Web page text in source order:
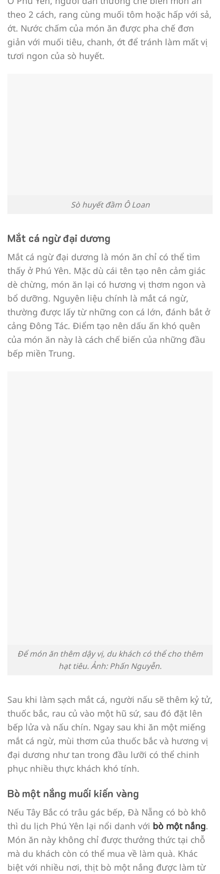
theo 2 cách, rang cùng muối tôm hoặc hấp với sả,
ớt. Nước chấm của món ăn được pha chế đơn
giản với muối tiêu, chanh, ớt để tránh làm mất vị
tươi ngon của sò huyết.
Sò huyết đầm Ô Loan
Mắt cá ngừ đại dương
Mắt cá ngừ đại dương là món ăn chỉ có thể tìm
thấy ở Phú Yên. Mặc dù cái tên tạo nên cảm giác
dè chừng, món ăn lại có hương vị thơm ngon và
bổ dưỡng. Nguyên liệu chính là mắt cá ngừ,
thường được lấy từ những con cá lớn, đánh bắt ở
cảng Đông Tác. Điểm tạo nên dấu ấn khó quên
của món ăn này là cách chế biến của những đầu
bếp miền Trung.
Để món ăn thêm dậy vị, du khách có thể cho thêm
hạt tiêu. Ảnh: Phấn Nguyễn.
Sau khi làm sạch mắt cá, người nấu sẽ thêm kỷ tử,
thuốc bắc, rau củ vào một hũ sứ, sau đó đặt lên
bếp lửa và nấu chín. Ngay sau khi ăn một miếng
mắt cá ngừ, mùi thơm của thuốc bắc và hương vị
đại dương như tan trong đầu lưỡi có thể chinh
phục nhiều thực khách khó tính.
Bò một nắng muối kiến vàng
Nếu Tây Bắc có trâu gác bếp, Đà Nẵng có bò khô
thì du lịch Phú Yên lại nổi danh với bò một nắng.
Món ăn này không chỉ được thưởng thức tại chỗ
mà du khách còn có thể mua về làm quà. Khác
biệt với nhiều nơi, thịt bò một nắng được làm từ